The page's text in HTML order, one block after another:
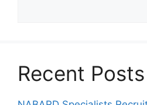
Recent Posts